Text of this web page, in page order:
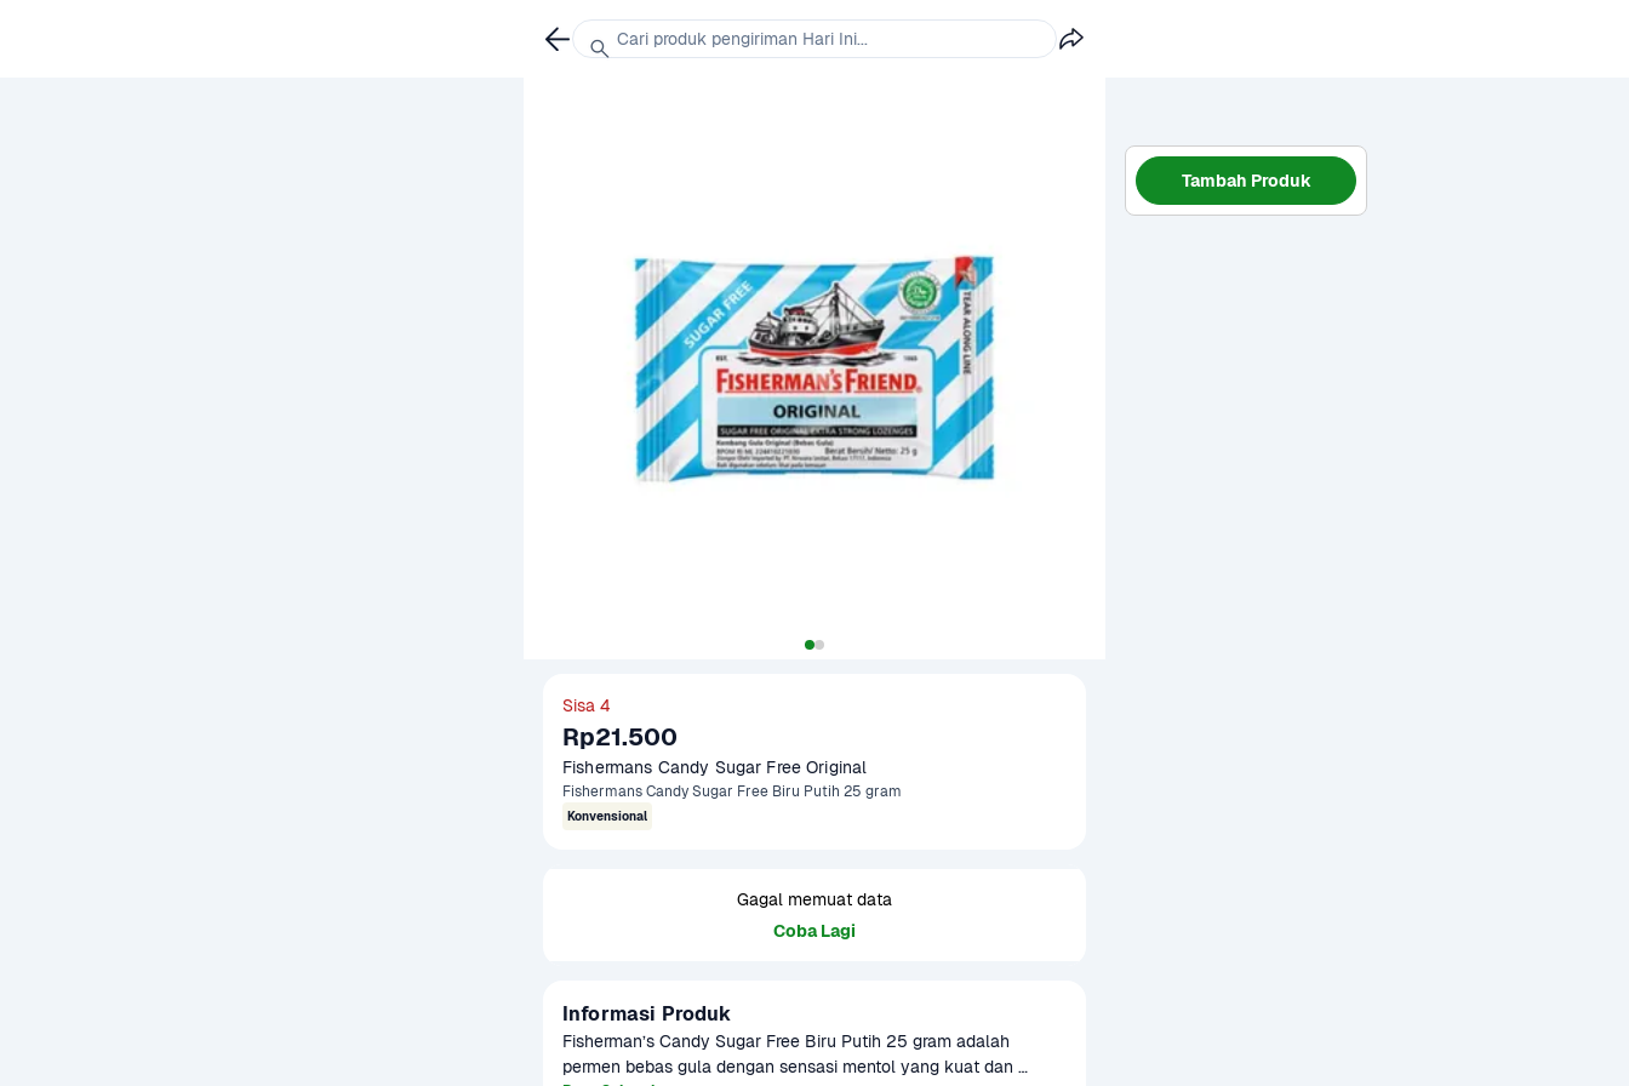
Sisa 4
Rp21.500
Fishermans Candy Sugar Free Original
Fishermans Candy Sugar Free Biru Putih 25 gram
Konvensional
Gagal memuat data
Coba Lagi
Informasi Produk
Fisherman’s Candy Sugar Free Biru Putih 25 gram adalah
permen bebas gula dengan sensasi mentol yang kuat dan
Tambah Produk
Cari produk pengiriman Hari Ini...